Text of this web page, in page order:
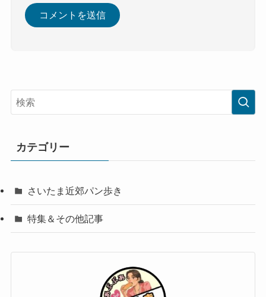
カテゴリー
さいたま近郊パン歩き
特集＆その他記事